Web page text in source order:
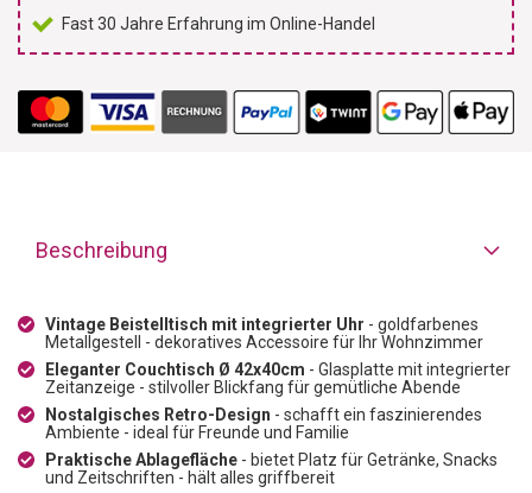
Fast 30 Jahre Erfahrung im Online-Handel
Beschreibung
Vintage Beistelltisch mit integrierter Uhr - goldfarbenes
Metallgestell - dekoratives Accessoire für Ihr Wohnzimmer
Eleganter Couchtisch Ø 42x40cm - Glasplatte mit integrierter
Zeitanzeige - stilvoller Blickfang für gemütliche Abende
Nostalgisches Retro-Design - schafft ein faszinierendes
Ambiente - ideal für Freunde und Familie
Praktische Ablagefläche - bietet Platz für Getränke, Snacks
und Zeitschriften - hält alles griffbereit